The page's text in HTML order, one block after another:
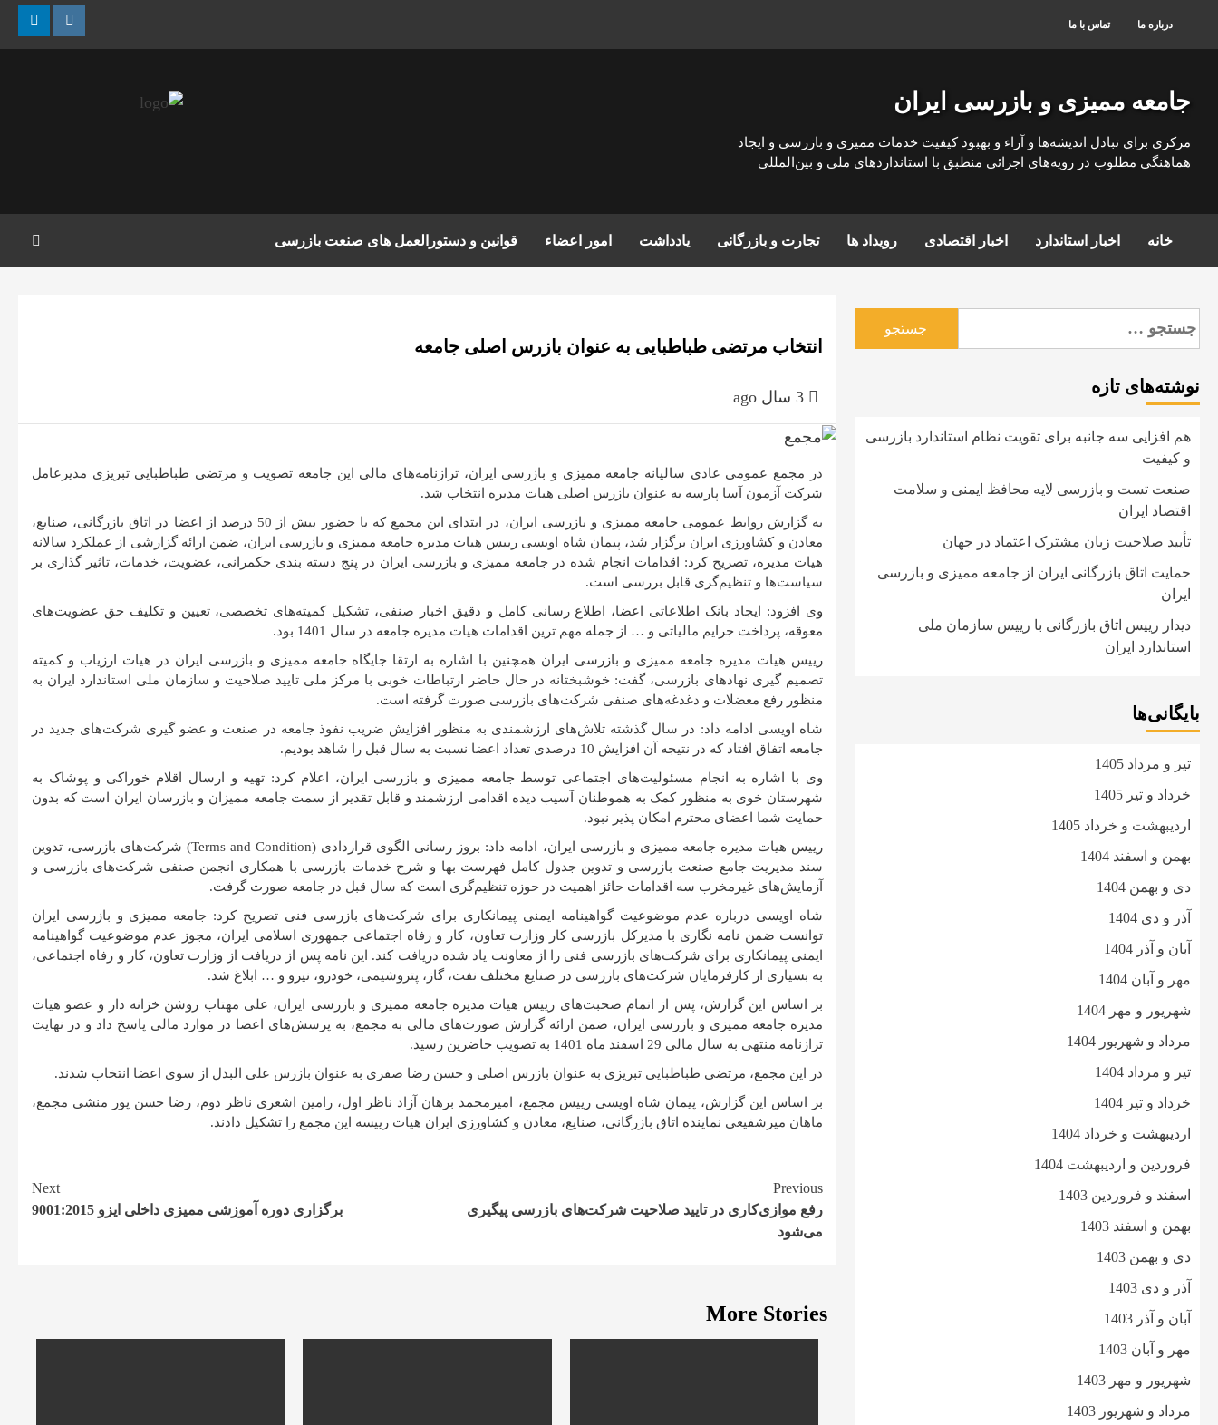
درباره ما تماس با ما Instagram
جامعه ممیزی و بازرسی ایران
مركزی براي تبادل انديشه‌ها و آراء و بهبود كيفيت خدمات مميزی و بازرسی و ايجاد
هماهنگی مطلوب در رويه‌های اجرائی منطبق با استانداردهای ملی و بين‌المللی
خانه اخبار استاندارد اخبار اقتصادی رویداد ها تجارت و بازرگانی یادداشت امور اعضاء قوانین و دستورالعمل های صنعت بازرسی
انتخاب مرتضی طباطبایی به عنوان بازرس اصلی جامعه
3 سال ago
در مجمع عمومی عادی سالیانه جامعه ممیزی و بازرسی ایران، ترازنامه‌های مالی این جامعه تصویب و مرتضی طباطبایی تبریزی مدیرعامل
شرکت آزمون آسا پارسه به عنوان بازرس اصلی هیات مدیره انتخاب شد.
به گزارش روابط عمومی جامعه ممیزی و بازرسی ایران، در ابتدای این مجمع که با حضور بیش از 50 درصد از اعضا در اتاق بازرگانی، صنایع،
معادن و کشاورزی ایران برگزار شد، پیمان شاه اویسی رییس هیات مدیره جامعه ممیزی و بازرسی ایران، ضمن ارائه گزارشی از عملکرد سالانه
هیات مدیره، تصریح کرد: اقدامات انجام شده در جامعه ممیزی و بازرسی ایران در پنج دسته بندی حکمرانی، عضویت، خدمات، تاثیر گذاری بر
سیاست‌ها و تنظیم‌گری قابل بررسی است.
وی افزود: ایجاد بانک اطلاعاتی اعضا، اطلاع رسانی کامل و دقیق اخبار صنفی، تشکیل کمیته‌های تخصصی، تعیین و تکلیف حق عضویت‌های
معوقه، پرداخت جرایم مالیاتی و … از جمله مهم ترین اقدامات هیات مدیره جامعه در سال 1401 بود.
رییس هیات مدیره جامعه ممیزی و بازرسی ایران همچنین با اشاره به ارتقا جایگاه جامعه ممیزی و بازرسی ایران در هیات ارزیاب و کمیته
تصمیم گیری نهادهای بازرسی، گفت: خوشبختانه در حال حاضر ارتباطات خوبی با مرکز ملی تایید صلاحیت و سازمان ملی استاندارد ایران به
منظور رفع معضلات و دغدغه‌های صنفی شرکت‌های بازرسی صورت گرفته است.
شاه اویسی ادامه داد: در سال گذشته تلاش‌های ارزشمندی به منظور افزایش ضریب نفوذ جامعه در صنعت و عضو گیری شرکت‌های جدید در
جامعه اتفاق افتاد که در نتیجه آن افزایش 10 درصدی تعداد اعضا نسبت به سال قبل را شاهد بودیم.
وی با اشاره به انجام مسئولیت‌های اجتماعی توسط جامعه ممیزی و بازرسی ایران، اعلام کرد: تهیه و ارسال اقلام خوراکی و پوشاک به
شهرستان خوی به منظور کمک به هموطنان آسیب دیده اقدامی ارزشمند و قابل تقدیر از سمت جامعه ممیزان و بازرسان ایران است که بدون
حمایت شما اعضای محترم امکان پذیر نبود.
رییس هیات مدیره جامعه ممیزی و بازرسی ایران، ادامه داد: بروز رسانی الگوی قراردادی (Terms and Condition) شرکت‌های بازرسی، تدوین
سند مدیریت جامع صنعت بازرسی و تدوین جدول کامل فهرست بها و شرح خدمات بازرسی با همکاری انجمن صنفی شرکت‌های بازرسی و
آزمایش‌های غیرمخرب سه اقدامات حائز اهمیت در حوزه تنظیم‌گری است که سال قبل در جامعه صورت گرفت.
شاه اویسی درباره عدم موضوعیت گواهینامه ایمنی پیمانکاری برای شرکت‌های بازرسی فنی تصریح کرد: جامعه ممیزی و بازرسی ایران
توانست ضمن نامه نگاری با مدیرکل بازرسی کار وزارت تعاون، کار و رفاه اجتماعی جمهوری اسلامی ایران، مجوز عدم موضوعیت گواهینامه
ایمنی پیمانکاری برای شرکت‌های بازرسی فنی را از معاونت یاد شده دریافت کند. این نامه پس از دریافت از وزارت تعاون، کار و رفاه اجتماعی،
به بسیاری از کارفرمایان شرکت‌های بازرسی در صنایع مختلف نفت، گاز، پتروشیمی، خودرو، نیرو و … ابلاغ شد.
بر اساس این گزارش، پس از اتمام صحبت‌های رییس هیات مدیره جامعه ممیزی و بازرسی ایران، علی مهتاب روشن خزانه دار و عضو هیات
مدیره جامعه ممیزی و بازرسی ایران، ضمن ارائه گزارش صورت‌های مالی به مجمع، به پرسش‌های اعضا در موارد مالی پاسخ داد و در نهایت
ترازنامه منتهی به سال مالی 29 اسفند ماه 1401 به تصویب حاضرین رسید.
در این مجمع، مرتضی طباطبایی تبریزی به عنوان بازرس اصلی و حسن رضا صفری به عنوان بازرس علی البدل از سوی اعضا انتخاب شدند.
بر اساس این گزارش، پیمان شاه اویسی رییس مجمع، امیرمحمد برهان آزاد ناظر اول، رامین اشعری ناظر دوم، رضا حسن پور منشی مجمع،
ماهان میرشفیعی نماینده اتاق بازرگانی، صنایع، معادن و کشاورزی ایران هیات رییسه این مجمع را تشکیل دادند.
Continue
Reading
Previous
رفع موازی‌کاری در تایید صلاحیت شرکت‌های بازرسی پیگیری
می‌شود
Next
برگزاری دوره آموزشی ممیزی داخلی ایزو 9001:2015
More Stories
جستجو
برای:
نوشته‌های تازه
هم افزایی سه جانبه برای تقویت نظام استاندارد بازرسی
و کیفیت
صنعت تست و بازرسی لایه محافظ ایمنی و سلامت
اقتصاد ایران
تأیید صلاحیت زبان مشترک اعتماد در جهان
حمایت اتاق بازرگانی ایران از جامعه ممیزی و بازرسی
ایران
دیدار رییس اتاق بازرگانی با رییس سازمان ملی
استاندارد ایران
بایگانی‌ها
تیر و مرداد 1405
خرداد و تیر 1405
اردیبهشت و خرداد 1405
بهمن و اسفند 1404
دی و بهمن 1404
آذر و دی 1404
آبان و آذر 1404
مهر و آبان 1404
شهریور و مهر 1404
مرداد و شهریور 1404
تیر و مرداد 1404
خرداد و تیر 1404
اردیبهشت و خرداد 1404
فروردین و اردیبهشت 1404
اسفند و فروردین 1403
بهمن و اسفند 1403
دی و بهمن 1403
آذر و دی 1403
آبان و آذر 1403
مهر و آبان 1403
شهریور و مهر 1403
مرداد و شهریور 1403